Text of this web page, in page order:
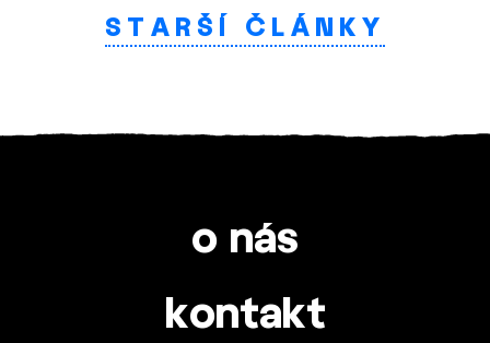
STARŠÍ ČLÁNKY
o nás
kontakt